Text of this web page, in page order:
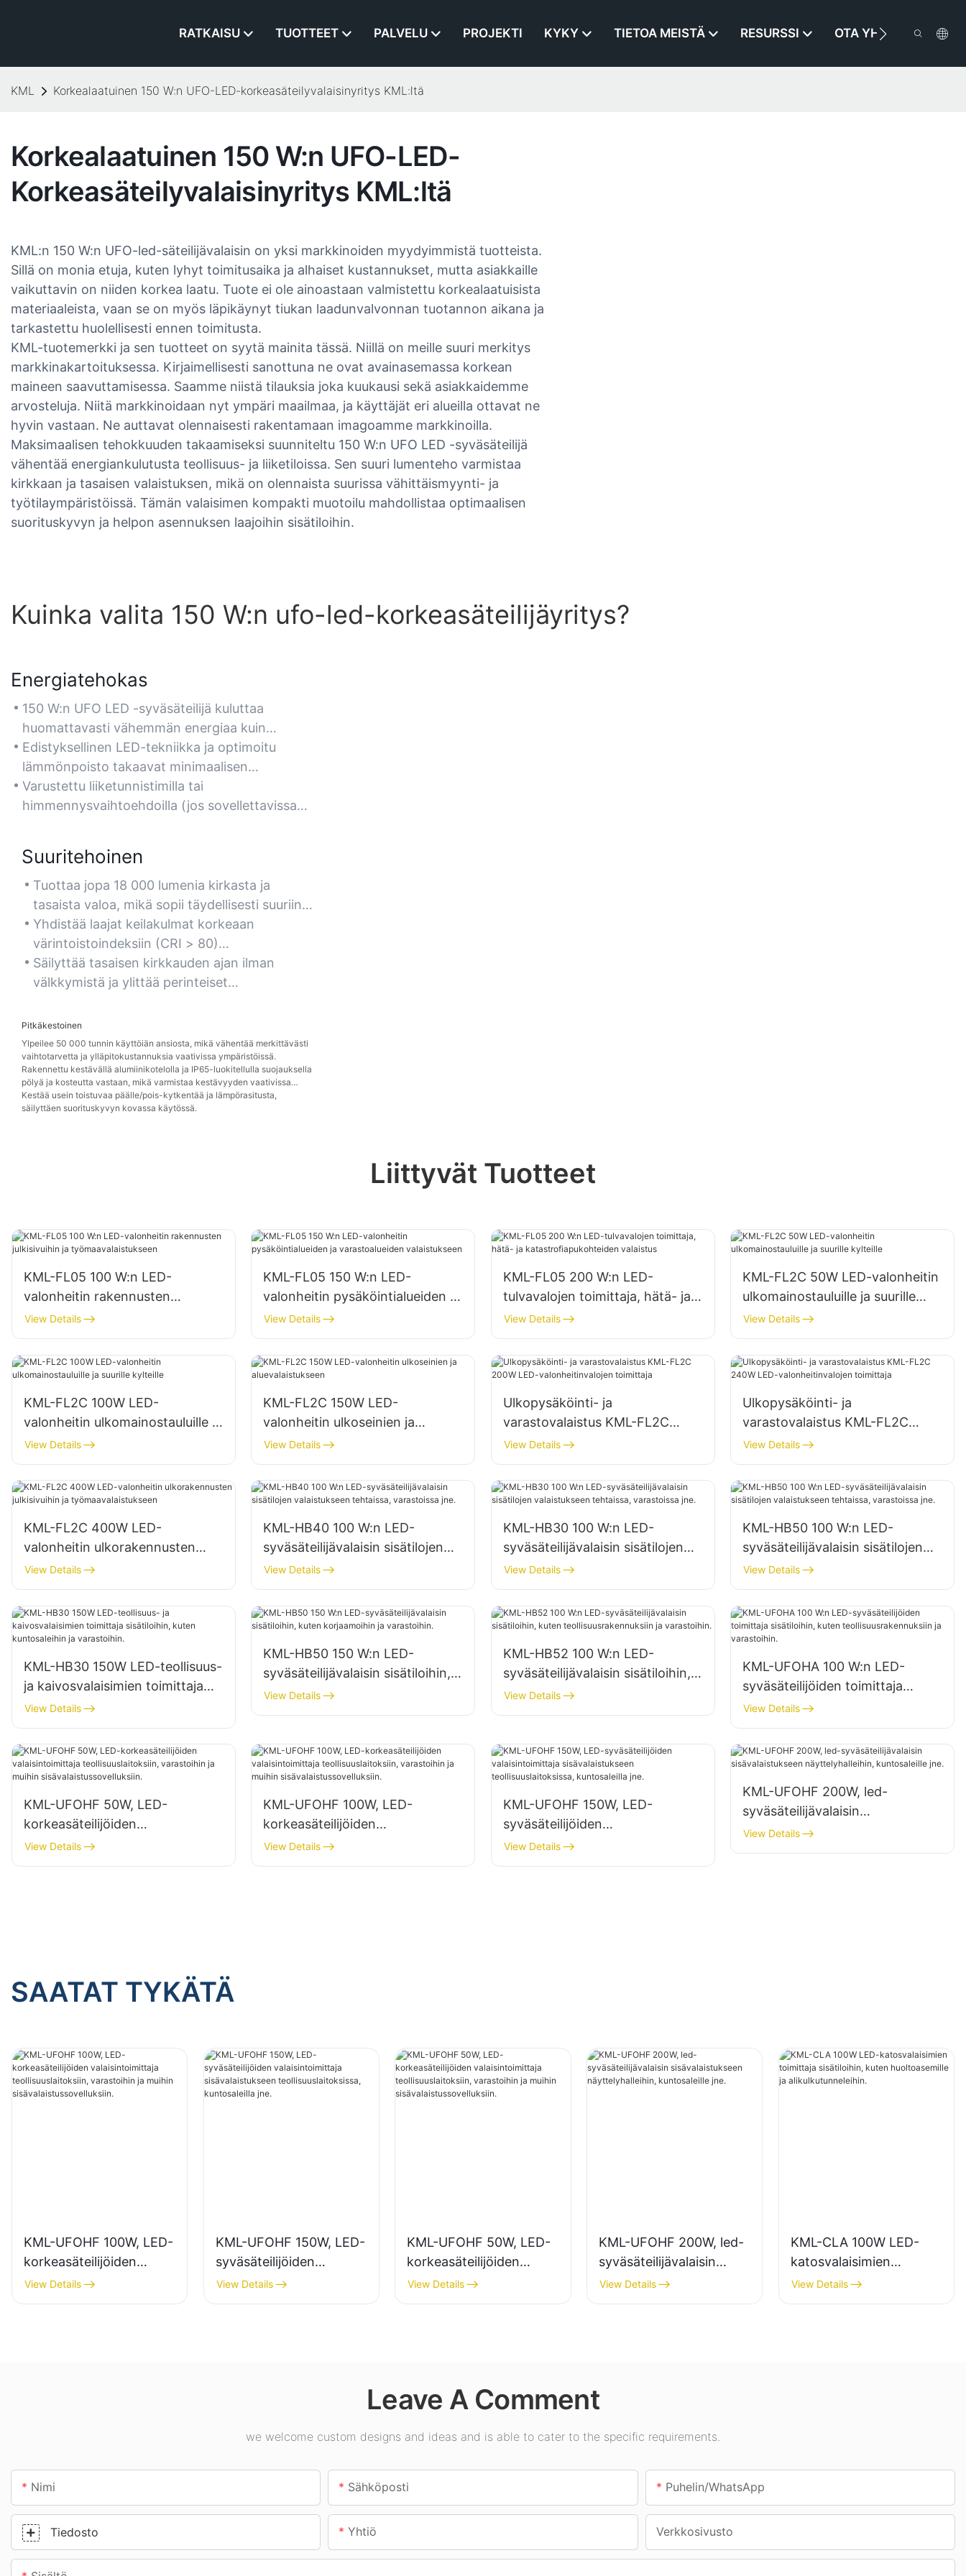
RATKAISU TUOTTEET PALVELU PROJEKTI KYKY TIETOA MEISTÄ RESURSSI OTA YHTEYTTÄ
KML Korkealaatuinen 150 W:n UFO-LED-korkeasäteilyvalaisinyritys KML:ltä
Korkealaatuinen 150 W:n UFO-LED-
Korkeasäteilyvalaisinyritys KML:ltä
KML:n 150 W:n UFO-led-säteilijävalaisin on yksi markkinoiden myydyimmistä tuotteista.
Sillä on monia etuja, kuten lyhyt toimitusaika ja alhaiset kustannukset, mutta asiakkaille
vaikuttavin on niiden korkea laatu. Tuote ei ole ainoastaan ​​valmistettu korkealaatuisista
materiaaleista, vaan se on myös läpikäynyt tiukan laadunvalvonnan tuotannon aikana ja
tarkastettu huolellisesti ennen toimitusta.
KML-tuotemerkki ja sen tuotteet on syytä mainita tässä. Niillä on meille suuri merkitys
markkinakartoituksessa. Kirjaimellisesti sanottuna ne ovat avainasemassa korkean
maineen saavuttamisessa. Saamme niistä tilauksia joka kuukausi sekä asiakkaidemme
arvosteluja. Niitä markkinoidaan nyt ympäri maailmaa, ja käyttäjät eri alueilla ottavat ne
hyvin vastaan. Ne auttavat olennaisesti rakentamaan imagoamme markkinoilla.
Maksimaalisen tehokkuuden takaamiseksi suunniteltu 150 W:n UFO LED -syväsäteilijä
vähentää energiankulutusta teollisuus- ja liiketiloissa. Sen suuri lumenteho varmistaa
kirkkaan ja tasaisen valaistuksen, mikä on olennaista suurissa vähittäismyynti- ja
työtilaympäristöissä. Tämän valaisimen kompakti muotoilu mahdollistaa optimaalisen
suorituskyvyn ja helpon asennuksen laajoihin sisätiloihin.
Kuinka valita 150 W:n ufo-led-korkeasäteilijäyritys?
Energiatehokas
150 W:n UFO LED -syväsäteilijä kuluttaa
huomattavasti vähemmän energiaa kuin
perinteiset purkauslamput (HID), mikä
vähentää sähkökustannuksia jopa 60 %.
Ihanteellinen varastoille ja tehtaille, jotka
pyrkivät vähentämään energiakuluja.
Edistyksellinen LED-tekniikka ja optimoitu
lämmönpoisto takaavat minimaalisen
energianhukan ja energiansäästöstandardien
noudattamisen.
Varustettu liiketunnistimilla tai
himmennysvaihtoehdoilla (jos sovellettavissa)
Suuritehoinen
Tuottaa jopa 18 000 lumenia kirkasta ja
tasaista valoa, mikä sopii täydellisesti suuriin
tiloihin, kuten varastoihin, kuntosaleihin ja
teollisuuslaitoksiin, jotka vaativat voimakasta
valaistusta.
Yhdistää laajat keilakulmat korkeaan
värintoistoindeksiin (CRI > 80)
varmistaakseen eloisan, luonnollisen
valaistuksen, joka parantaa näkyvyyttä ja
Säilyttää tasaisen kirkkauden ajan ilman
välkkymistä ja ylittää perinteiset
Pitkäkestoinen
Ylpeilee 50 000 tunnin käyttöiän ansiosta, mikä vähentää merkittävästi
vaihtotarvetta ja ylläpitokustannuksia vaativissa ympäristöissä.
Rakennettu kestävällä alumiinikotelolla ja IP65-luokitellulla suojauksella
pölyä ja kosteutta vastaan, mikä varmistaa kestävyyden vaativissa
olosuhteissa.
Kestää usein toistuvaa päälle/pois-kytkentää ja lämpörasitusta,
säilyttäen suorituskyvyn kovassa käytössä.
Liittyvät Tuotteet
KML-FL05 100 W:n LED-
valonheitin rakennusten
julkisivuihin ja
työmaavalaistukseen
View Details
KML-FL05 150 W:n LED-
valonheitin pysäköintialueiden ja
varastoalueiden valaistukseen
View Details
KML-FL05 200 W:n LED-
tulvavalojen toimittaja, hätä- ja
katastrofiapukohteiden valaistus
View Details
KML-FL2C 50W LED-valonheitin
ulkomainostauluille ja suurille
kylteille
View Details
KML-FL2C 100W LED-
valonheitin ulkomainostauluille ja
suurille kylteille
View Details
KML-FL2C 150W LED-
valonheitin ulkoseinien ja
aluevalaistukseen
View Details
Ulkopysäköinti- ja
varastovalaistus KML-FL2C
200W LED-valonheitinvalojen
toimittaja
View Details
Ulkopysäköinti- ja
varastovalaistus KML-FL2C
240W LED-valonheitinvalojen
toimittaja
View Details
KML-FL2C 400W LED-
valonheitin ulkorakennusten
julkisivuihin ja
työmaavalaistukseen
View Details
KML-HB40 100 W:n LED-
syväsäteilijävalaisin sisätilojen
valaistukseen tehtaissa,
varastoissa jne.
View Details
KML-HB30 100 W:n LED-
syväsäteilijävalaisin sisätilojen
valaistukseen tehtaissa,
varastoissa jne.
View Details
KML-HB50 100 W:n LED-
syväsäteilijävalaisin sisätilojen
valaistukseen tehtaissa,
varastoissa jne.
View Details
KML-HB30 150W LED-teollisuus-
ja kaivosvalaisimien toimittaja
sisätiloihin, kuten kuntosaleihin
ja varastoihin.
View Details
KML-HB50 150 W:n LED-
syväsäteilijävalaisin sisätiloihin,
kuten korjaamoihin ja
varastoihin.
View Details
KML-HB52 100 W:n LED-
syväsäteilijävalaisin sisätiloihin,
kuten teollisuusrakennuksiin ja
varastoihin.
View Details
KML-UFOHA 100 W:n LED-
syväsäteilijöiden toimittaja
sisätiloihin, kuten
teollisuusrakennuksiin ja
varastoihin.
View Details
KML-UFOHF 50W, LED-
korkeasäteilijöiden
valaisintoimittaja
teollisuuslaitoksiin, varastoihin ja
View Details
KML-UFOHF 100W, LED-
korkeasäteilijöiden
valaisintoimittaja
teollisuuslaitoksiin, varastoihin ja
View Details
KML-UFOHF 150W, LED-
syväsäteilijöiden
valaisintoimittaja
sisävalaistukseen
View Details
KML-UFOHF 200W, led-
syväsäteilijävalaisin
sisävalaistukseen
näyttelyhalleihin, kuntosaleille
View Details
SAATAT TYKÄTÄ
KML-UFOHF 100W, LED-
korkeasäteilijöiden
valaisintoimittaja
teollisuuslaitoksiin,
View Details
KML-UFOHF 150W, LED-
syväsäteilijöiden
valaisintoimittaja
sisävalaistukseen
View Details
KML-UFOHF 50W, LED-
korkeasäteilijöiden
valaisintoimittaja
teollisuuslaitoksiin,
View Details
KML-UFOHF 200W, led-
syväsäteilijävalaisin
sisävalaistukseen
näyttelyhalleihin,
View Details
KML-CLA 100W LED-
katosvalaisimien
toimittaja sisätiloihin,
kuten huoltoasemille ja
View Details
Leave A Comment
we welcome custom designs and ideas and is able to cater to the specific requirements.
Nimi Sähköposti Puhelin/WhatsApp
Tiedosto Yhtiö Verkkosivusto